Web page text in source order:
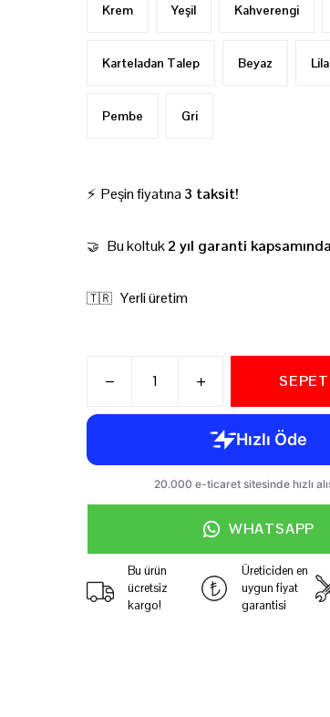
Krem Yeşil Kahverengi
Karteladan Talep Beyaz Lila
Pembe Gri
⚡ Peşin fiyatına 3 taksit!
🤝 Bu koltuk2 yıl garanti
🇹🇷 Yerli üretim
WHATSAPP
Bu ürün
ücretsiz
kargo!
Üreticiden en
uygun fiyat
garantisi